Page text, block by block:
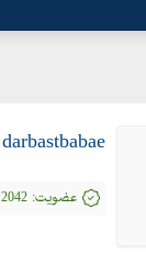
darbastbabae
عضویت: 2042 روز پیش